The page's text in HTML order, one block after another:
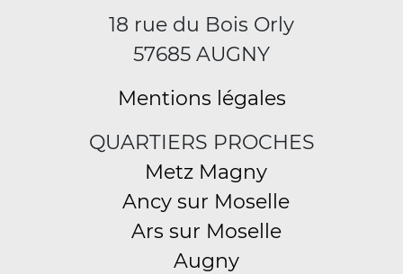
18 rue du Bois Orly
57685 AUGNY
Mentions légales
QUARTIERS PROCHES
Metz Magny
Ancy sur Moselle
Ars sur Moselle
Augny